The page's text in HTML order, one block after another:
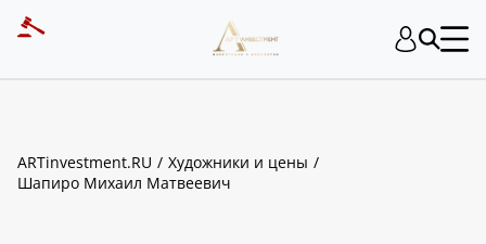
ARTinvestment.RU
Художники и цены
Шапиро Михаил Матвеевич